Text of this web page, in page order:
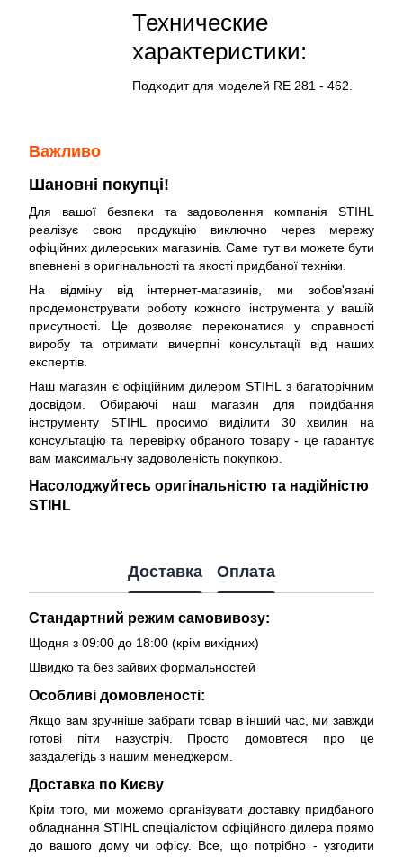
Технические
характеристики:
Подходит для моделей RE 281 - 462.
Важливо
Шановні покупці!
Для вашої безпеки та задоволення компанія STIHL
реалізує свою продукцію виключно через мережу
офіційних дилерських магазинів. Саме тут ви можете бути
впевнені в оригінальності та якості придбаної техніки.
На відміну від інтернет-магазинів, ми зобов'язані
продемонструвати роботу кожного інструмента у вашій
присутності. Це дозволяє переконатися у справності
виробу та отримати вичерпні консультації від наших
експертів.
Наш магазин є офіційним дилером STIHL з багаторічним
досвідом. Обираючі наш магазин для придбання
інструменту STIHL просимо виділити 30 хвилин на
консультацію та перевірку обраного товару - це гарантує
вам максимальну задоволеність покупкою.
Насолоджуйтесь оригінальністю та надійністю
STIHL
Доставка Оплата
Стандартний режим самовивозу:
Щодня з 09:00 до 18:00 (крім вихідних)
Швидко та без зайвих формальностей
Особливі домовленості:
Якщо вам зручніше забрати товар в інший час, ми завжди
готові піти назустріч. Просто домовтеся про це
заздалегідь з нашим менеджером.
Доставка по Києву
Крім того, ми можемо організувати доставку придбаного
обладнання STIHL спеціалістом офіційного дилера прямо
до вашого дому чи офісу. Все, що потрібно - узгодити